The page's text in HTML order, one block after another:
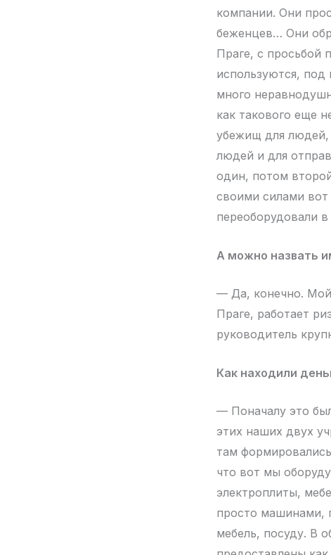
компании. Они
беженцев… Они
Праге, с просьбой
используются,
много
как такового еще
убежищ для людей,
людей и для
один, потом
своими силами
переоборудовали
А можно назвать
— Да, конечно. Мой
Праге, работает
руководитель
Как находили
— Поначалу это
этих наших двух
там
что вот мы
электроплиты,
просто машинами,
мебель, посуду. В